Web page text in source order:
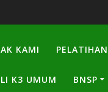
KAMI PELATIHAN
K3 UMUM BNSP